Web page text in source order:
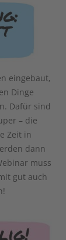
eingebaut,
Dinge
Dafür sind
– die
Zeit in
dann
muss
gut auch